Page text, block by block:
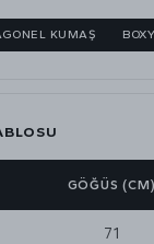
KUMAŞ
GÖĞÜS (CM)
71